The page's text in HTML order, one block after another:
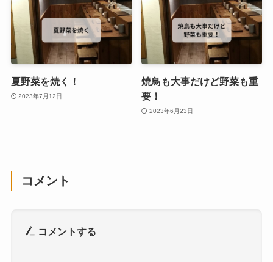
夏野菜を焼く！
2023年7月12日
焼鳥も大事だけど野菜も重
要！
2023年6月23日
コメント
コメントする